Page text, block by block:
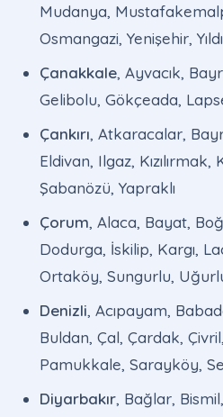
Mudanya,
Osmangazi, Yenişehir,
Çanakkale, Ayvacık,
Gelibolu, Gökçeada,
Çankırı, Atkaracalar,
Eldivan, Ilgaz,
Şabanözü, Yapraklı
Çorum, Alaca, Bayat,
Dodurga, İskilip, Kargı,
Ortaköy, Sungurlu,
Denizli, Acıpayam,
Buldan, Çal, Çardak,
Pamukkale, Sarayköy,
Diyarbakır, Bağlar,